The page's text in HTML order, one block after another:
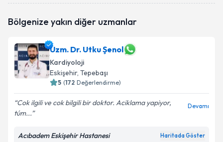
talebi oluşturun. Size bu uzmandan randevu almanız
bilgilendireceğiz.
E-posta Adresiniz
kapsamda işlenmesini kabul ediyorum.
Bölgenize yakın diğer uzmanlar
Uzm. Dr. Utku Şenol
Kardiyoloji
Eskişehir, Tepebaşı
5 (172 Değerlendirme)
Cok ilgili ve cok bilgili bir doktor. Aciklama yapiyor,
túm...
Devamı
Acıbadem Eskişehir Hastanesi Haritada Göster